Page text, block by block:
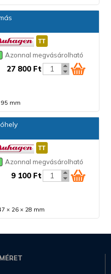
Azonnal megvásárolható
27 800 Ft
95 mm
Azonnal megvásárolható
9 100 Ft
× 26 × 28 mm
MÉRET